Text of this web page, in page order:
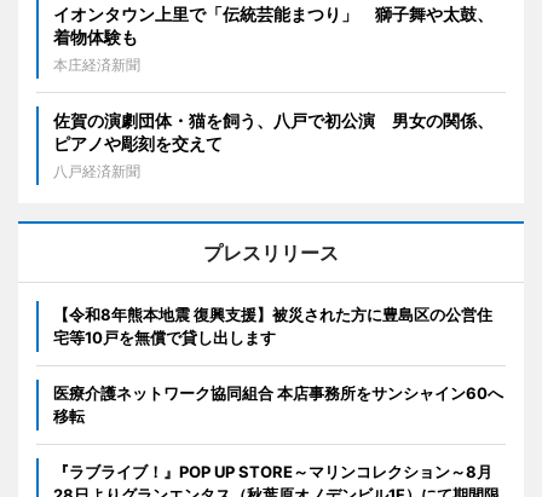
イオンタウン上里で「伝統芸能まつり」 獅子舞や太鼓、
着物体験も
本庄経済新聞
佐賀の演劇団体・猫を飼う、八戸で初公演 男女の関係、
ピアノや彫刻を交えて
八戸経済新聞
プレスリリース
【令和8年熊本地震 復興支援】被災された方に豊島区の公営住
宅等10戸を無償で貸し出します
医療介護ネットワーク協同組合 本店事務所をサンシャイン60へ
移転
『ラブライブ！』POP UP STORE～マリンコレクション～8月